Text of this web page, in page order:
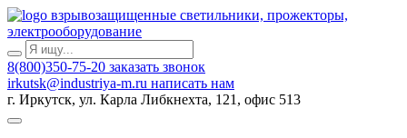
взрывозащищенные светильники, прожекторы,
электрооборудование
8(800)350-75-20 заказать звонок
irkutsk@industriya-m.ru написать нам
г. Иркутск, ул. Карла Либкнехта, 121, офис 513